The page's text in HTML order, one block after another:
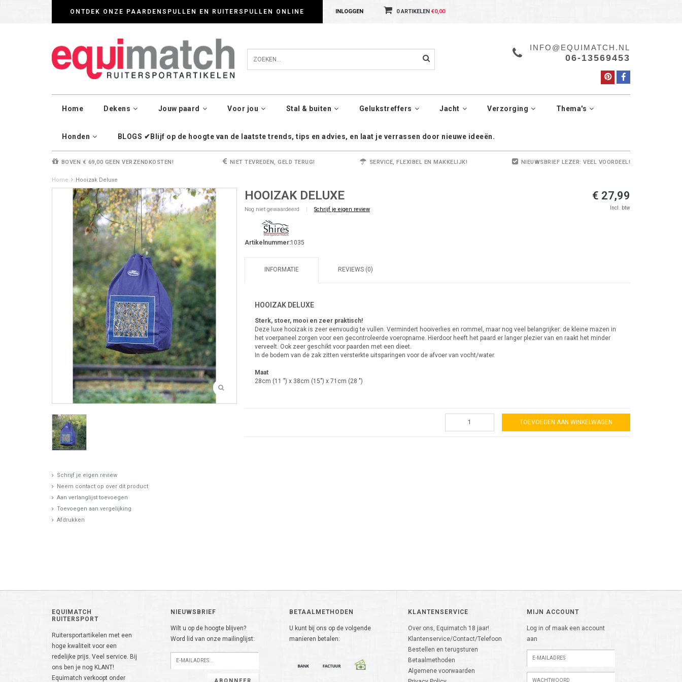
ONTDEK ONZE PAARDENSPULLEN EN RUITERSPULLEN ONLINE INLOGGEN 0 ARTIKELEN €0,00
INFO@EQUIMATCH.NL
06-13569453
Home Dekens Jouw paard Voor jou Stal & buiten Gelukstreffers Jacht Verzorging Thema's
Honden BLOGS ✔Blijf op de hoogte van de laatste trends, tips en advies, en laat je verrassen door nieuwe ideeën.
BOVEN € 69,00 GEEN VERZENDKOSTEN! NIET TEVREDEN, GELD TERUG! SERVICE, FLEXIBEL EN MAKKELIJK! NIEUWSBRIEF LEZER: VEEL VOORDEEL!
Home Hooizak Deluxe
Schrijf je eigen review
Neem contact op over dit product
Aan verlanglijst toevoegen
Toevoegen aan vergelijking
Afdrukken
HOOIZAK DELUXE
Nog niet gewaardeerd | Schrijf je eigen review
€ 27,99
Incl. btw
Artikelnummer:1035
INFORMATIE REVIEWS (0)
HOOIZAK DELUXE
Sterk, stoer, mooi en zeer praktisch!
Deze luxe hooizak is zeer eenvoudig te vullen. Vermindert hooiverlies en rommel, maar nog veel belangrijker: de kleine mazen in
het voerpaneel zorgen voor een gecontroleerde voeropname. Hierdoor heeft het paard er langer plezier van en raakt het minder
verveelt. Ook zeer geschikt voor paarden met een dieet.
In de bodem van de zak zitten versterkte uitsparingen voor de afvoer van vocht/water.
Maat
28cm (11 ") x 38cm (15") x 71cm (28 ")
TOEVOEGEN AAN WINKELWAGEN
EQUIMATCH
RUITERSPORT
Ruitersportartikelen met een
hoge kwaliteit voor een
redelijke prijs. Veel service. Bij
ons ben je nog KLANT!
Equimatch verkoopt onder
NIEUWSBRIEF
Wilt u op de hoogte blijven?
Word lid van onze mailinglijst:
BETAALMETHODEN
U kunt bij ons op de volgende
manieren betalen:
KLANTENSERVICE
Over ons, Equimatch 18 jaar!
Klantenservice/Contact/Telefoon
Bestellen en terugsturen
Betaalmethoden
Algemene voorwaarden
MIJN ACCOUNT
Log in of maak een account
aan
Wij werken zorgvuldig met cookies. Kijk gerust voor meer informatie op onze Privacy Policy pagina.